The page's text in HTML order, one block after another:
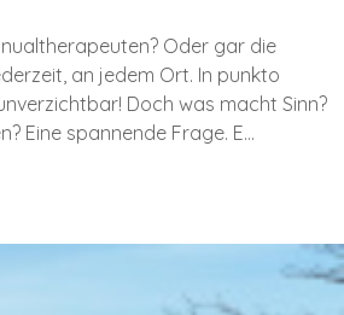
Oder gar die
an jedem Ort. In punkto
Doch was macht Sinn?
Eine spannende Frage. E…